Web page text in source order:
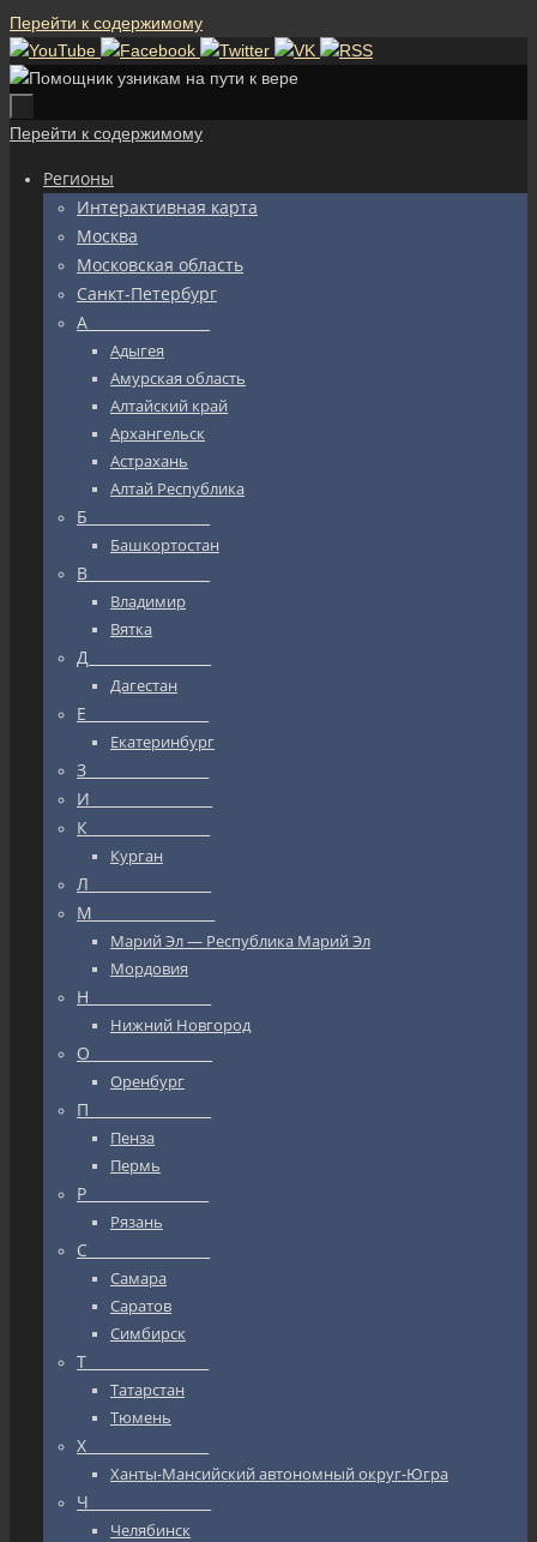
Перейти к содержимому
Перейти к содержимому
Регионы
Интерактивная карта
Москва
Московская область
Санкт-Петербург
А_________________
Адыгея
Амурская область
Алтайский край
Архангельск
Астрахань
Алтай Республика
Б_________________
Башкортостан
В_________________
Владимир
Вятка
Д_________________
Дагестан
Е_________________
Екатеринбург
З_________________
И_________________
К_________________
Курган
Л_________________
М_________________
Марий Эл — Республика Марий Эл
Мордовия
Н_________________
Нижний Новгород
О_________________
Оренбург
П_________________
Пенза
Пермь
Р_________________
Рязань
С_________________
Самара
Саратов
Симбирск
Т_________________
Татарстан
Тюмень
Х_________________
Ханты-Мансийский автономный округ-Югра
Ч_________________
Челябинск